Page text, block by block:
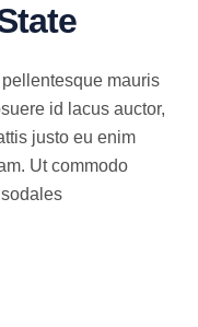
mauris
id lacus auctor,
justo eu enim
Ut commodo